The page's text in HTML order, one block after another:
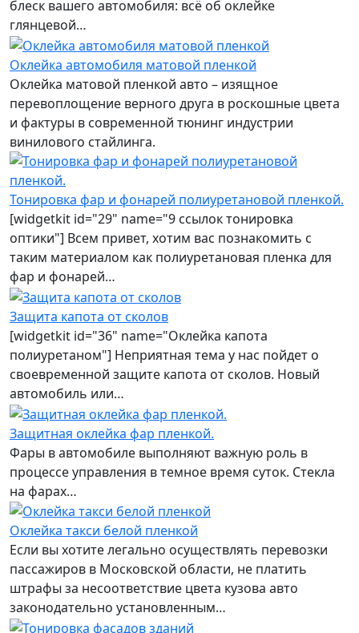
блеск вашего автомобиля: всё об оклейке
глянцевой…
Оклейка автомобиля матовой пленкой
Оклейка матовой пленкой авто – изящное
перевоплощение верного друга в роскошные цвета
и фактуры в современной тюнинг индустрии
винилового стайлинга.
Тонировка фар и фонарей полиуретановой пленкой.
[widgetkit id="29" name="9 ссылок тонировка
оптики"] Всем привет, хотим вас познакомить с
таким материалом как полиуретановая пленка для
фар и фонарей…
Защита капота от сколов
[widgetkit id="36" name="Оклейка капота
полиуретаном"] Неприятная тема у нас пойдет о
своевременной защите капота от сколов. Новый
автомобиль или…
Защитная оклейка фар пленкой.
Фары в автомобиле выполняют важную роль в
процессе управления в темное время суток. Стекла
на фарах…
Оклейка такси белой пленкой
Если вы хотите легально осуществлять перевозки
пассажиров в Московской области, не платить
штрафы за несоответствие цвета кузова авто
законодательно установленным…